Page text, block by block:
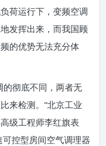
荷运行下，变频空调
发挥出来，而我国顾
的优势无法充分体
的彻底不同，两者无
来检测。”北京工业
级工程师李红旗表
控型房间空气调理器